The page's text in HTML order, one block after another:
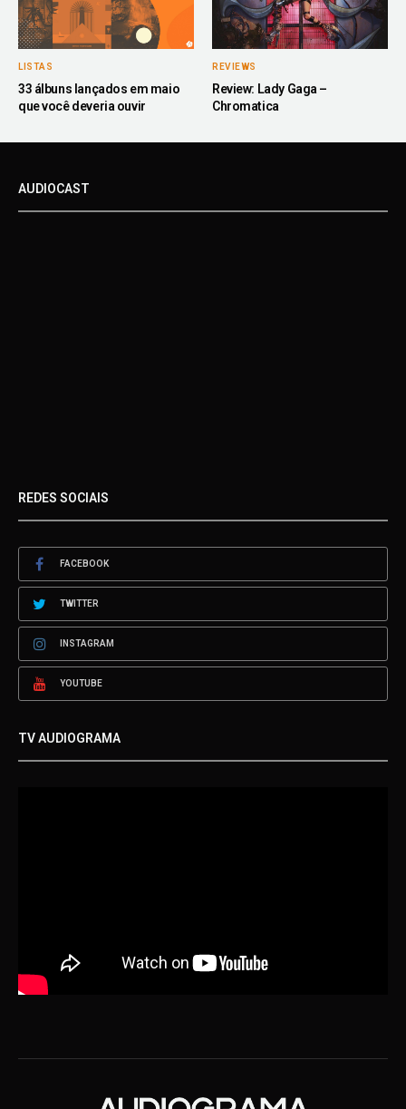
LISTAS
33 álbuns lançados em maio
que você deveria ouvir
REVIEWS
Review: Lady Gaga –
Chromatica
AUDIOCAST
REDES SOCIAIS
FACEBOOK
TWITTER
INSTAGRAM
YOUTUBE
TV AUDIOGRAMA